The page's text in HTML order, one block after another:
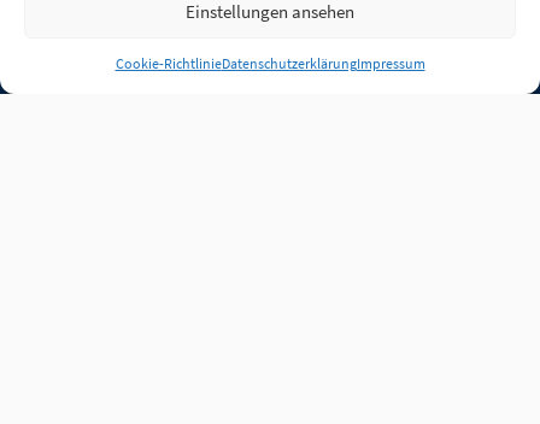
Einstellungen ansehen
Cookie-RichtlinieDatenschutzerklärungImpressum
Anmelden
Jobs Partner FAQ Quellen